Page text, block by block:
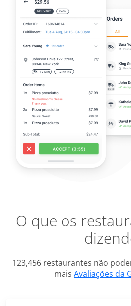
O que os
123,456 restaurantes não
mais Avaliações da